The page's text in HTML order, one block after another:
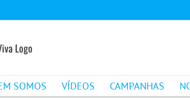
SOMOS VÍDEOS CAMPANHAS